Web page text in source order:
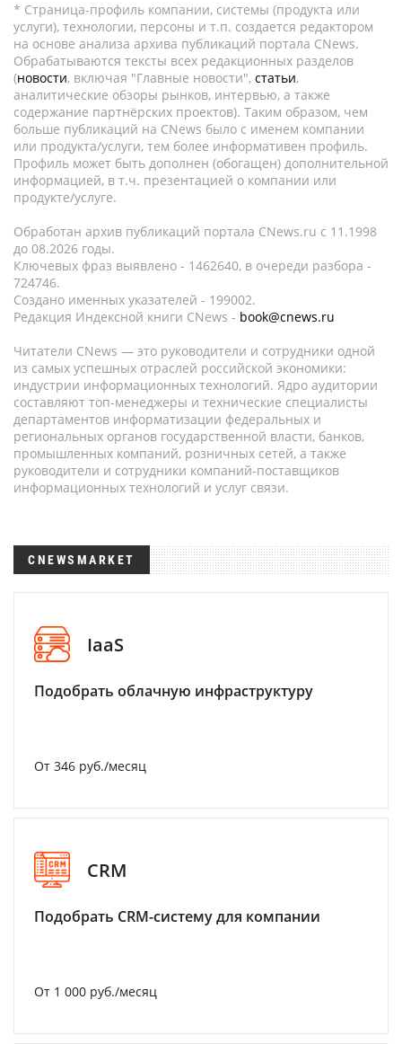
* Страница-профиль компании, системы (продукта или
услуги), технологии, персоны и т.п. создается редактором
на основе анализа архива публикаций портала CNews.
Обрабатываются тексты всех редакционных разделов
(новости, включая "Главные новости", статьи,
аналитические обзоры рынков, интервью, а также
содержание партнёрских проектов). Таким образом, чем
больше публикаций на CNews было с именем компании
или продукта/услуги, тем более информативен профиль.
Профиль может быть дополнен (обогащен) дополнительной
информацией, в т.ч. презентацией о компании или
продукте/услуге.
Обработан архив публикаций портала CNews.ru c 11.1998
до 08.2026 годы.
Ключевых фраз выявлено - 1462640, в очереди разбора -
724746.
Создано именных указателей - 199002.
Редакция Индексной книги CNews - book@cnews.ru
Читатели CNews — это руководители и сотрудники одной
из самых успешных отраслей российской экономики:
индустрии информационных технологий. Ядро аудитории
составляют топ-менеджеры и технические специалисты
департаментов информатизации федеральных и
региональных органов государственной власти, банков,
промышленных компаний, розничных сетей, а также
руководители и сотрудники компаний-поставщиков
информационных технологий и услуг связи.
CNEWSMARKET
IaaS
Подобрать облачную инфраструктуру
От 346 руб./месяц
CRM
Подобрать CRM-систему для компании
От 1 000 руб./месяц